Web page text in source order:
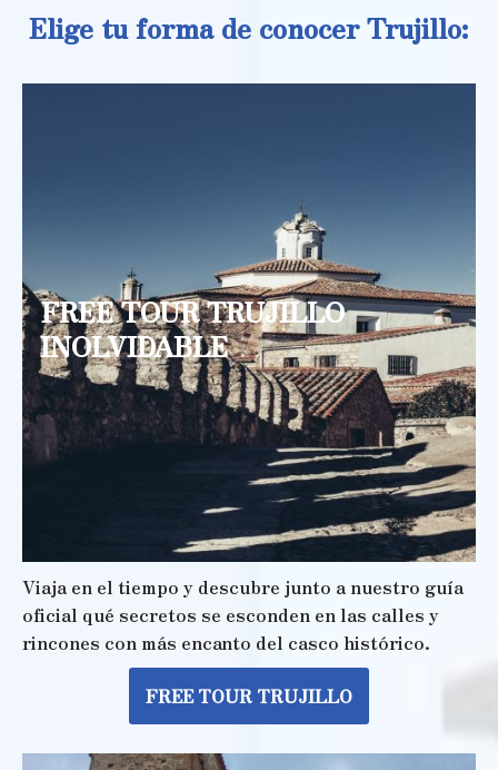
Elige tu forma de conocer Trujillo:
FREE TOUR TRUJILLO
INOLVIDABLE
Viaja en el tiempo y descubre junto a nuestro guía
oficial qué secretos se esconden en las calles y
rincones con más encanto del casco histórico.
FREE TOUR TRUJILLO